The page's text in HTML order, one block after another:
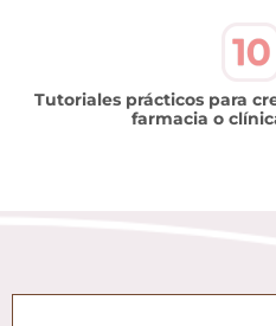
Tutoriales prácticos para
farmacia o